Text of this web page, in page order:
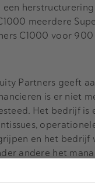
meerdere
C1000 voor
Partners geeft
is er niet
Het bedrijf is
en het
andere het
activiteiten